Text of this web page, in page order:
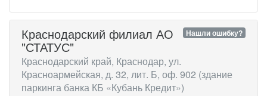
Нашли ошибку?
Краснодарский филиал АО
"СТАТУС"
Краснодарский край, Краснодар, ул.
Красноармейская, д. 32, лит. Б, оф. 902 (здание
паркинга банка КБ «Кубань Кредит»)